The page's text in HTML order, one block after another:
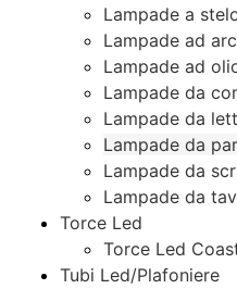
Lampade a
Lampade ad
Lampade ad
Lampade da
Lampade da
Lampade da
Lampade da
Lampade da
Torce Led
Torce Led
Tubi Led/Plafoniere